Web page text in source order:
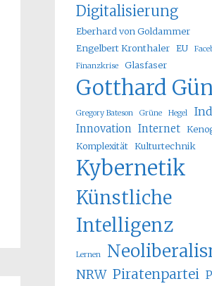
Digitalisierung
Eberhard von Goldammer
Engelbert Kronthaler EU
Finanzkrise Glasfaser
Gotthard
Gregory Bateson Grüne Hegel
Innovation Internet
Komplexität Kulturtechnik
Kybernetik
Künstliche
Intelligenz
Lernen
NRW Piratenpartei